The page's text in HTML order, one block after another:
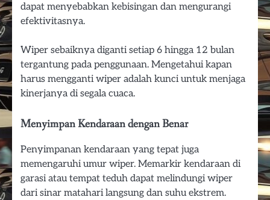
dapat menyebabkan kebisingan dan mengurangi
efektivitasnya.
Wiper sebaiknya diganti setiap 6 hingga 12 bulan
tergantung pada penggunaan. Mengetahui kapan
harus mengganti wiper adalah kunci untuk menjaga
kinerjanya di segala cuaca.
Menyimpan Kendaraan dengan Benar
Penyimpanan kendaraan yang tepat juga
memengaruhi umur wiper. Memarkir kendaraan di
garasi atau tempat teduh dapat melindungi wiper
dari sinar matahari langsung dan suhu ekstrem.